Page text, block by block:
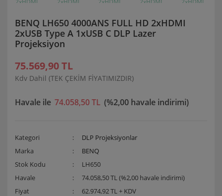
BENQ LH650 4000ANS FULL HD 2xHDMI
2xUSB Type A 1xUSB C DLP Lazer
Projeksiyon
75.569,90 TL
Kdv Dahil (TEK ÇEKİM FİYATIMIZDIR)
Havale ile 74.058,50 TL (%2,00 havale indirimi)
Kategori
DLP Projeksiyonlar
Marka
BENQ
Stok Kodu
LH650
Havale
74.058,50 TL (%2,00 havale indirimi)
Fiyat
62.974,92 TL + KDV